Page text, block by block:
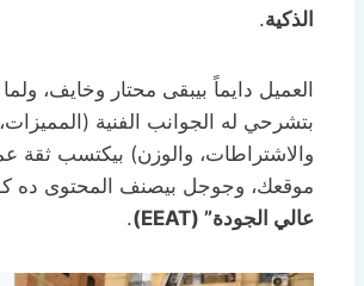
الذكية.
العميل دايماً بيبقى محتار وخايف،
بتشرحي له الجوانب الفنية (المميزات،
والاشتراطات، والوزن) بيكتسب ثقة
موقعك، وجوجل بيصنف المحتوى ده
عالي الجودة” (EEAT)
.